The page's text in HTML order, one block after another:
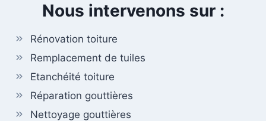
Nous intervenons sur :
Rénovation toiture
Remplacement de tuiles
Etanchéité toiture
Réparation gouttières
Nettoyage gouttières